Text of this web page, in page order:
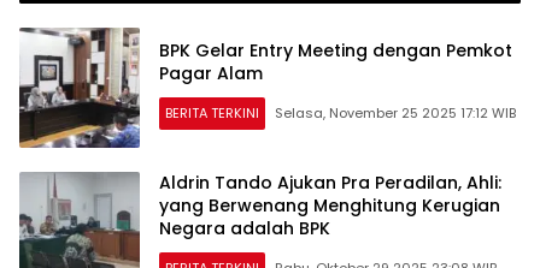
Korupsi
BPK Gelar Entry Meeting dengan Pemkot
Pagar Alam
BERITA TERKINI Selasa, November 25 2025 17:12 WIB
Aldrin Tando Ajukan Pra Peradilan, Ahli:
yang Berwenang Menghitung Kerugian
Negara adalah BPK